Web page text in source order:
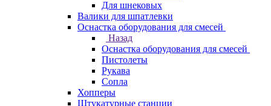
Для шнековых
Валики для шпатлевки
Оснастка оборудования для смесей
Назад
Оснастка оборудования для смесей
Пистолеты
Рукава
Сопла
Хопперы
Штукатурные станции